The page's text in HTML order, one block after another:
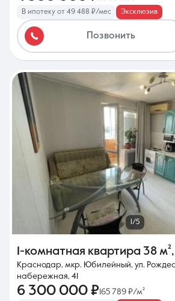
В ипотеку от 49 488 ₽/мес Эксклюзив
Позвонить
1/5
1-комнатная квартира 38 м²,
Краснодар, мкр. Юбилейный, ул.
набережная, 41
6 300 000 ₽165 789 ₽/м²